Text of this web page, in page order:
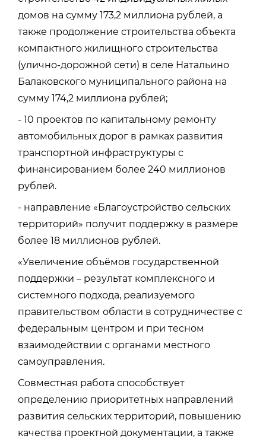
домов на сумму 173,2 миллиона рублей, а
также продолжение строительства объекта
компактного жилищного строительства
(улично-дорожной сети) в селе Натальино
Балаковского муниципального района на
сумму 174,2 миллиона рублей;
- 10 проектов по капитальному ремонту
автомобильных дорог в рамках развития
транспортной инфраструктуры с
финансированием более 240 миллионов
рублей.
- направление «Благоустройство сельских
территорий» получит поддержку в размере
более 18 миллионов рублей.
«Увеличение объёмов государственной
поддержки – результат комплексного и
системного подхода, реализуемого
правительством области в сотрудничестве с
федеральным центром и при тесном
взаимодействии с органами местного
самоуправления.
Совместная работа способствует
определению приоритетных направлений
развития сельских территорий, повышению
качества проектной документации, а также